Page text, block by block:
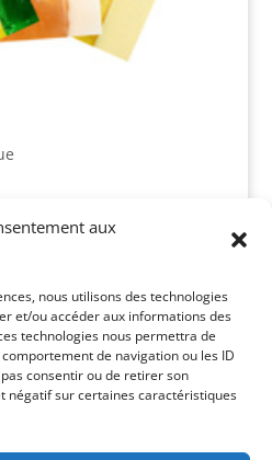
aux
nous utilisons des technologies
et/ou accéder aux informations des
technologies nous permettra de
de navigation ou les ID
consentir ou de retirer son
négatif sur certaines caractéristiques